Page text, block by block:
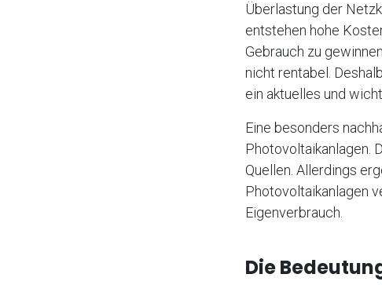
Überlastung der
entstehen hohe
Gebrauch zu
nicht rentabel.
ein aktuelles und
Eine besonders
Photovoltaikanlagen.
Quellen. Allerdings
Photovoltaikanlagen
Eigenverbrauch.
Die